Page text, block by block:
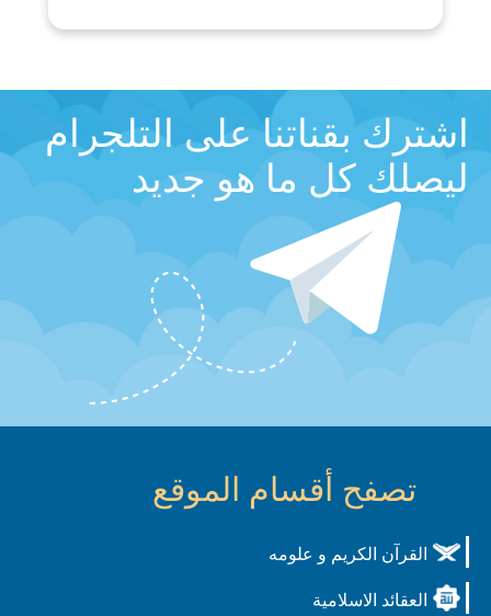
اشترك بقناتنا على التلجرام
ليصلك كل ما هو جديد
تصفح أقسام الموقع
القرآن الكريم و علومه
العقائد الاسلامية